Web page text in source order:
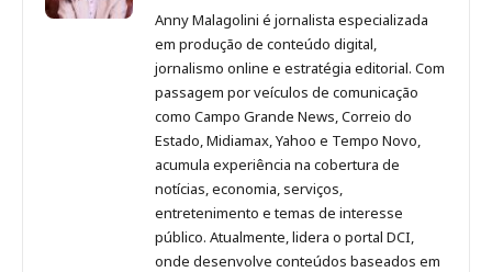
Malagolini
no
Pinterest
Malagolini
no
LinkedIn
Malagolini
no
Instagram
Malagolini
no
Facebook
de
Anny
Malagolini
Anny Malagolini é jornalista especializada
em produção de conteúdo digital,
jornalismo online e estratégia editorial. Com
passagem por veículos de comunicação
como Campo Grande News, Correio do
Estado, Midiamax, Yahoo e Tempo Novo,
acumula experiência na cobertura de
notícias, economia, serviços,
entretenimento e temas de interesse
público. Atualmente, lidera o portal DCI,
onde desenvolve conteúdos baseados em